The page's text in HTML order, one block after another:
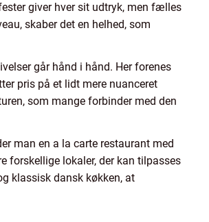
giver hver sit udtryk, men fælles
skaber det en helhed, som
går hånd i hånd. Her forenes
pris på et lidt mere nuanceret
som mange forbinder med den
man en a la carte restaurant med
forskellige lokaler, der kan tilpasses
klassisk dansk køkken, at